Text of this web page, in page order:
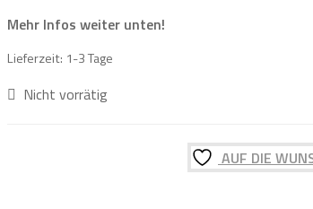
Mehr Infos weiter unten!
Lieferzeit: 1-3 Tage
Nicht vorrätig
AUF DIE